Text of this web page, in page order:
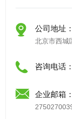
公司地址：
北京市西城
咨询电话：
企业邮箱：